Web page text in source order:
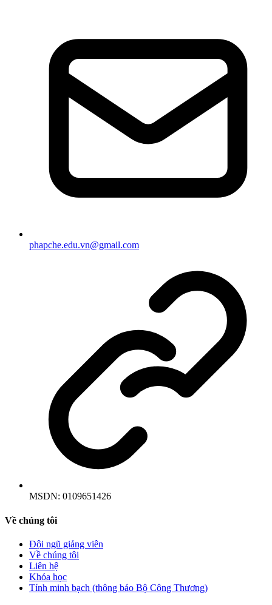
phapche.edu.vn@gmail.com
MSDN: 0109651426
Về chúng tôi
Đội ngũ giảng viên
Về chúng tôi
Liên hệ
Khóa học
Tính minh bạch (thông báo Bộ Công Thương)